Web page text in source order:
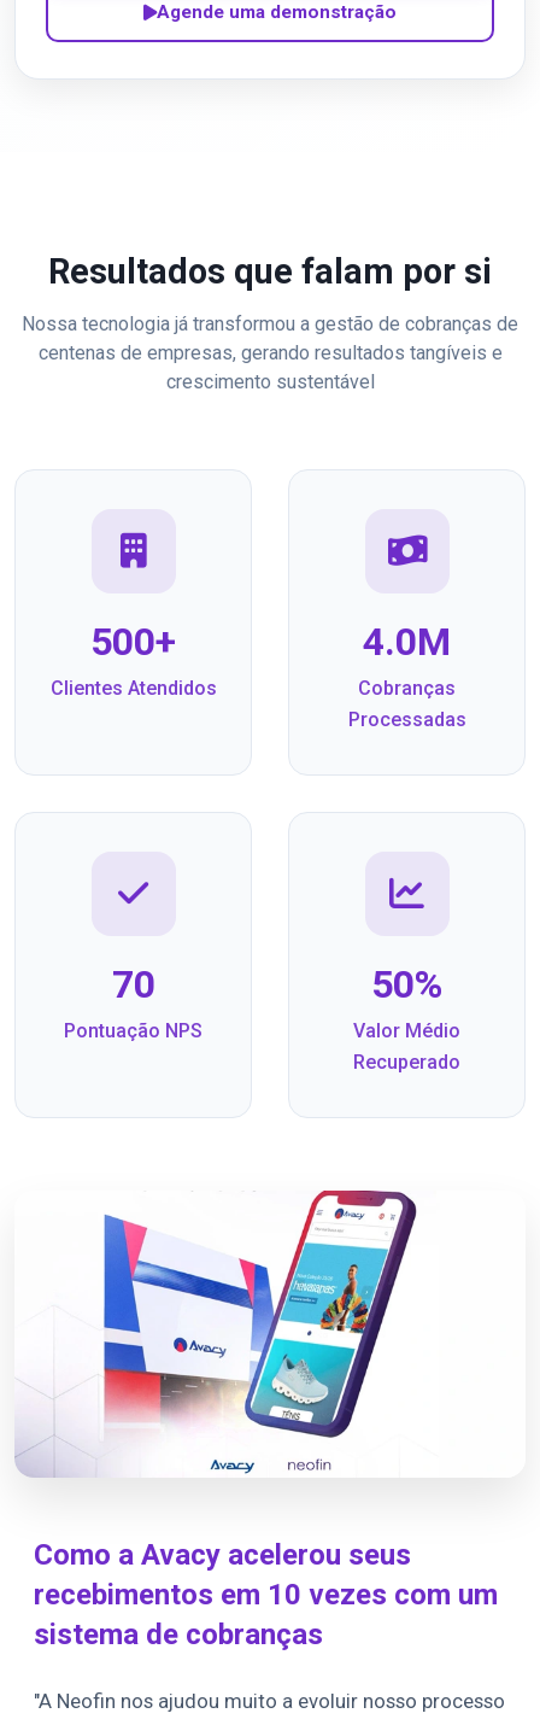
Agende uma demonstração
Resultados que falam por si
Nossa tecnologia já transformou a gestão de cobranças de
centenas de empresas, gerando resultados tangíveis e
crescimento sustentável
500+
Clientes Atendidos
4.0M
Cobranças
Processadas
70
Pontuação NPS
50%
Valor Médio
Recuperado
Como a Avacy acelerou seus
recebimentos em 10 vezes com um
sistema de cobranças
"A Neofin nos ajudou muito a evoluir nosso processo